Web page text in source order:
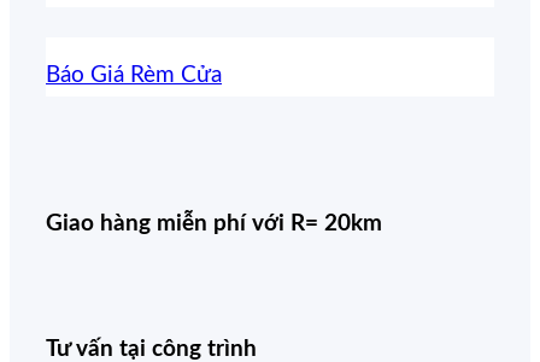
Báo Giá Rèm Cửa
Giao hàng miễn phí với R= 20km
Tư vấn tại công trình